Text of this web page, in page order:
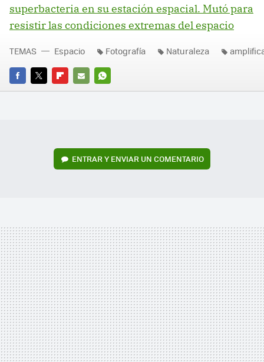
superbacteria en su estación espacial. Mutó para
resistir las condiciones extremas del espacio
FACEBOOK
TWITTERFLIPBOARD
E-
WHATSAPP
TEMAS Espacio Fotografía Naturaleza
ENTRAR Y ENVIAR UN COMENTARIO